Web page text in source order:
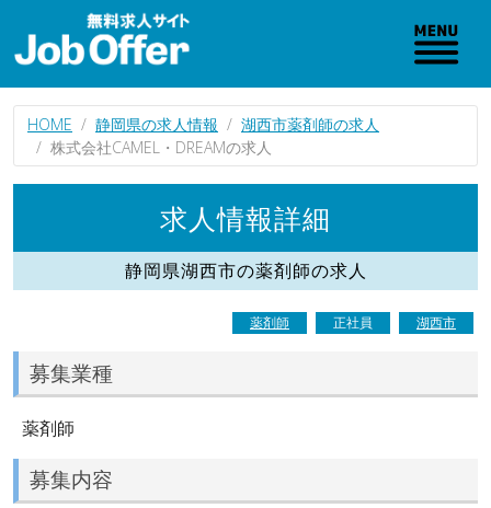
HOME 静岡県の求人情報
湖西市薬剤師の求人
株式会社CAMEL・DREAMの求人
求人情報詳細
静岡県湖西市の薬剤師の求人
薬剤師 正社員 湖西市
募集業種
薬剤師
募集内容